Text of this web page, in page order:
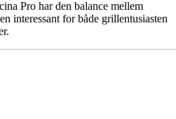
Pro har den balance mellem
interessant for både grillentusiasten